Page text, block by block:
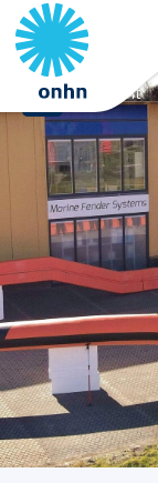
Overzicht